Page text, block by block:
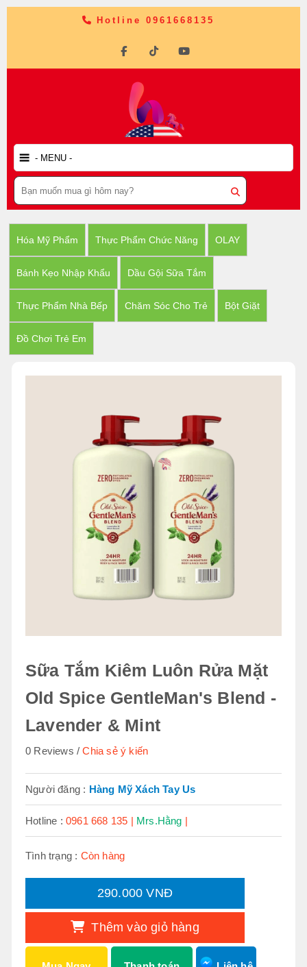
Hotline 0961668135
Hóa Mỹ Phẩm Thực Phẩm Chức Năng OLAY
Bánh Kẹo Nhập Khẩu Dầu Gội Sữa Tắm
Thực Phẩm Nhà Bếp Chăm Sóc Cho Trẻ Bột Giặt
Đồ Chơi Trẻ Em
Sữa Tắm Kiêm Luôn Rửa Mặt
Old Spice GentleMan's Blend -
Lavender & Mint
0 Reviews Chia sẻ ý kiến
Người đăng : Hàng Mỹ Xách Tay Us
Hotline :0961 668 135 | Mrs.Hằng |
Tình trạng : Còn hàng
290.000 VNĐ
Thêm vào giỏ hàng